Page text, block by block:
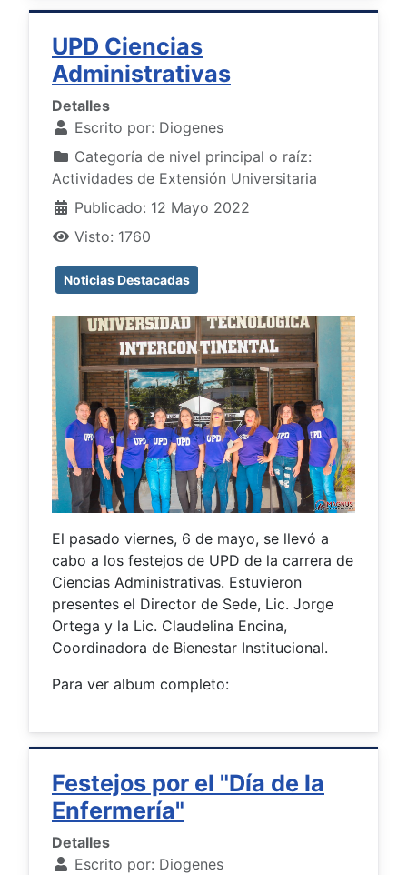
UPD Ciencias
Administrativas
Detalles
Escrito por: Diogenes
Categoría de nivel principal o raíz:
Actividades de Extensión Universitaria
Publicado: 12 Mayo 2022
Visto: 1760
Noticias Destacadas
El pasado viernes, 6 de mayo, se llevó a
cabo a los festejos de UPD de la carrera de
Ciencias Administrativas. Estuvieron
presentes el Director de Sede, Lic. Jorge
Ortega y la Lic. Claudelina Encina,
Coordinadora de Bienestar Institucional.
Para ver album completo:
Festejos por el "Día de la
Enfermería"
Detalles
Escrito por: Diogenes